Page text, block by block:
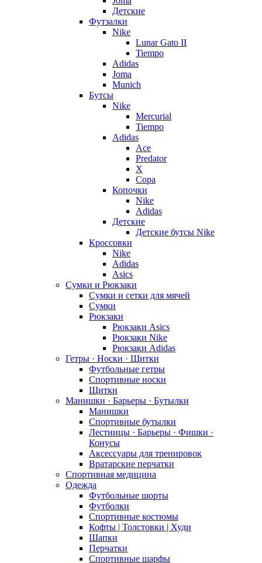
Детские
Футзалки
Nike
Lunar Gato II
Tiempo
Adidas
Joma
Munich
Бутсы
Nike
Mercurial
Tiempo
Adidas
Ace
Predator
X
Copa
Копочки
Nike
Adidas
Детские
Детские бутсы Nike
Кроссовки
Nike
Adidas
Asics
Сумки и Рюкзаки
Сумки и сетки для мячей
Сумки
Рюкзаки
Рюкзаки Asics
Рюкзаки Nike
Рюкзаки Adidas
Гетры · Носки · Щитки
Футбольные гетры
Спортивные носки
Щитки
Манишки · Барьеры · Бутылки
Манишки
Спортивные бутылки
Лестницы · Барьеры · Фишки ·
Конусы
Аксессуары для тренировок
Вратарские перчатки
Спортивная медицина
Одежда
Футбольные шорты
Футболки
Спортивные костюмы
Кофты | Толстовки | Худи
Шапки
Перчатки
Спортивные шарфы